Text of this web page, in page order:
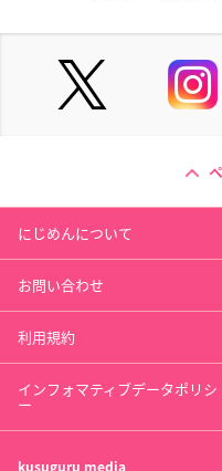
にじめんについて
お問い合わせ
利用規約
インフォマティブデータポリシ
ー
kusuguru media